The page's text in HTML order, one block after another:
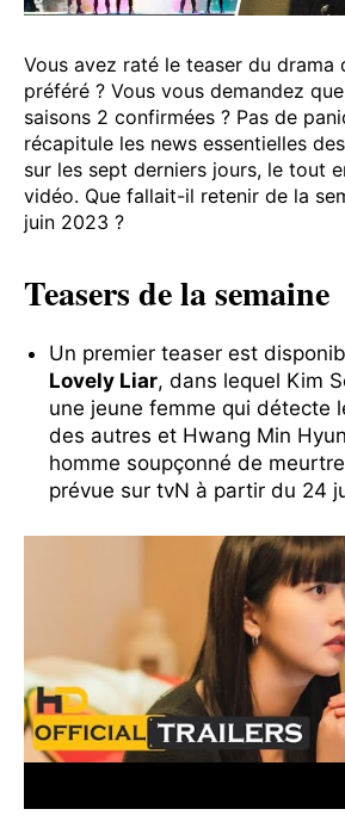
Vous avez raté le teaser du drama
préféré ? Vous vous demandez
saisons 2 confirmées ? Pas de
récapitule les news essentielles
sur les sept derniers jours, le tout
vidéo. Que fallait-il retenir de la
juin 2023 ?
Teasers de la semaine
Un premier teaser est
Lovely Liar, dans lequel Kim
une jeune femme qui détecte
des autres et Hwang Min
homme soupçonné de
prévue sur tvN à partir du 24